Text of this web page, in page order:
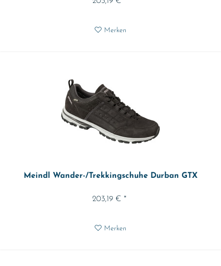
Merken
Meindl Wander-/Trekkingschuhe Durban GTX
203,19 € *
Merken